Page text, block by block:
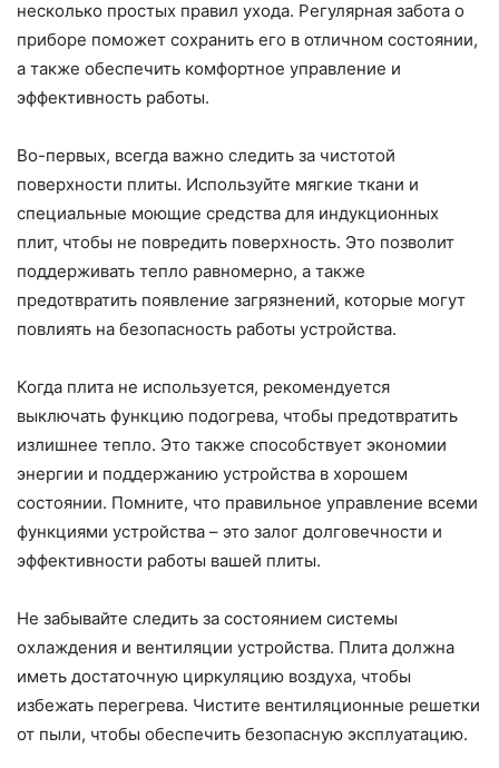
несколько простых правил ухода. Регулярная забота о
приборе поможет сохранить его в отличном состоянии,
а также обеспечить комфортное управление и
эффективность работы.
Во-первых, всегда важно следить за чистотой
поверхности плиты. Используйте мягкие ткани и
специальные моющие средства для индукционных
плит, чтобы не повредить поверхность. Это позволит
поддерживать тепло равномерно, а также
предотвратить появление загрязнений, которые могут
повлиять на безопасность работы устройства.
Когда плита не используется, рекомендуется
выключать функцию подогрева, чтобы предотвратить
излишнее тепло. Это также способствует экономии
энергии и поддержанию устройства в хорошем
состоянии. Помните, что правильное управление всеми
функциями устройства – это залог долговечности и
эффективности работы вашей плиты.
Не забывайте следить за состоянием системы
охлаждения и вентиляции устройства. Плита должна
иметь достаточную циркуляцию воздуха, чтобы
избежать перегрева. Чистите вентиляционные решетки
от пыли, чтобы обеспечить безопасную эксплуатацию.